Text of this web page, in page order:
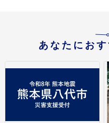
あなたにお